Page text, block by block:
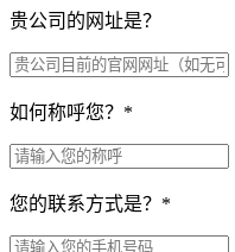
贵公司的网址是？
如何称呼您？ *
您的联系方式是？ *